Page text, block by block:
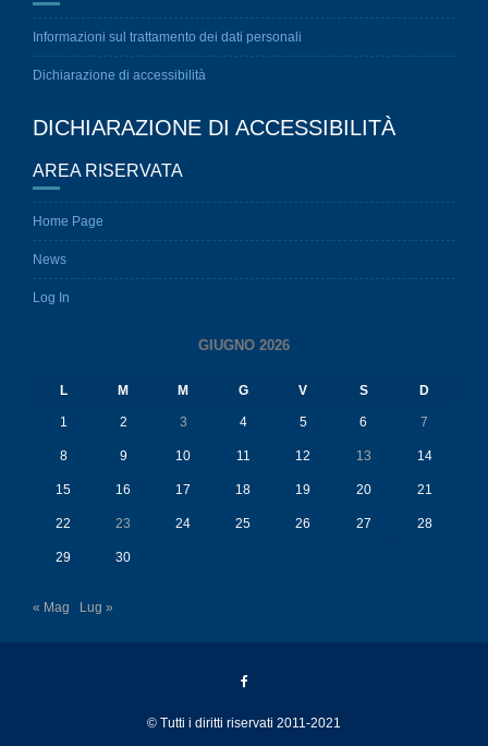
Informazioni sul trattamento dei dati personali
Dichiarazione di accessibilità
DICHIARAZIONE DI ACCESSIBILITÀ
AREA RISERVATA
Home Page
News
Log In
GIUGNO 2026
L M M G V S D
1 2 3 4 5 6 7
8 9 10 11 12 13 14
15 16 17 18 19 20 21
22 23 24 25 26 27 28
29 30
« Mag Lug »
© Tutti i diritti riservati 2011-2021